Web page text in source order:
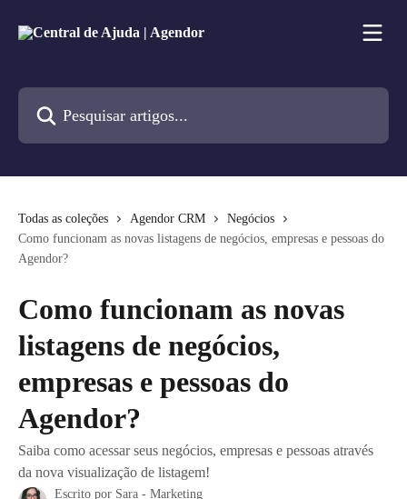
Todas as coleções Agendor CRM
Negócios
Como funcionam as novas listagens de negócios, empresas e pessoas do
Agendor?
Como funcionam as novas
listagens de negócios,
empresas e pessoas do
Agendor?
Saiba como acessar seus negócios, empresas e pessoas através
da nova visualização de listagem!
Escrito por Sara - Marketing